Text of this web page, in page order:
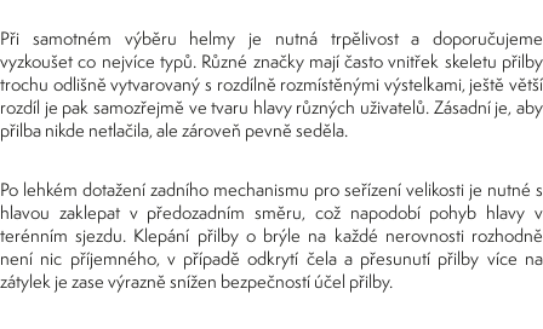
Při samotném výběru helmy je nutná trpělivost a doporučujeme
vyzkoušet co nejvíce typů. Různé značky mají často vnitřek skeletu přilby
trochu odlišně vytvarovaný s rozdílně rozmístěnými výstelkami, ještě větší
rozdíl je pak samozřejmě ve tvaru hlavy různých uživatelů. Zásadní je, aby
přilba nikde netlačila, ale zároveň pevně seděla.
Po lehkém dotažení zadního mechanismu pro seřízení velikosti je nutné s
hlavou zaklepat v předozadním směru, což napodobí pohyb hlavy v
terénním sjezdu. Klepání přilby o brýle na každé nerovnosti rozhodně
není nic příjemného, v případě odkrytí čela a přesunutí přilby více na
zátylek je zase výrazně snížen bezpečností účel přilby.